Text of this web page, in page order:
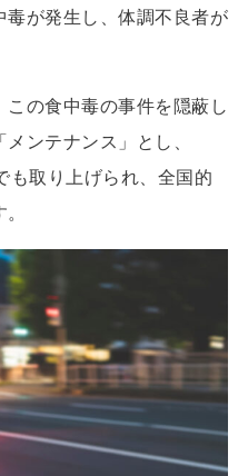
毒が発生し、体調不良者が
の食中毒の事件を隠蔽し
ンテナンス」とし、
も取り上げられ、全国的